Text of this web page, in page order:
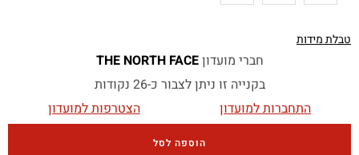
טבלת מידות
חברי מועדוןTHE NORTH FACE
בקנייה זו ניתן לצבור כ-26 נקודות
התחברות למועדון
הצטרפות למועדון
הוספה לסל